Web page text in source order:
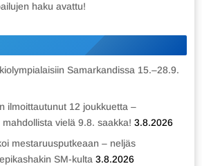
haku avattu!
Samarkandissa 15.–28.9.
ilmoittautunut 12 joukkuetta –
vielä 9.8. saakka! 3.8.2026
mestaruusputkeaan – neljäs
SM-kulta 3.8.2026